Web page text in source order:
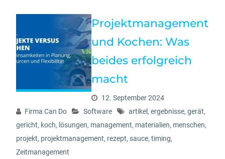
Projektmanagement
und Kochen: Was
beides erfolgreich
macht
12. September 2024
Firma Can Do
Software artikel , ergebnisse, gerät,
gericht, koch, lösungen, management, materialien, menschen,
projekt, projektmanagement, rezept, sauce, timing,
Zeitmanagement